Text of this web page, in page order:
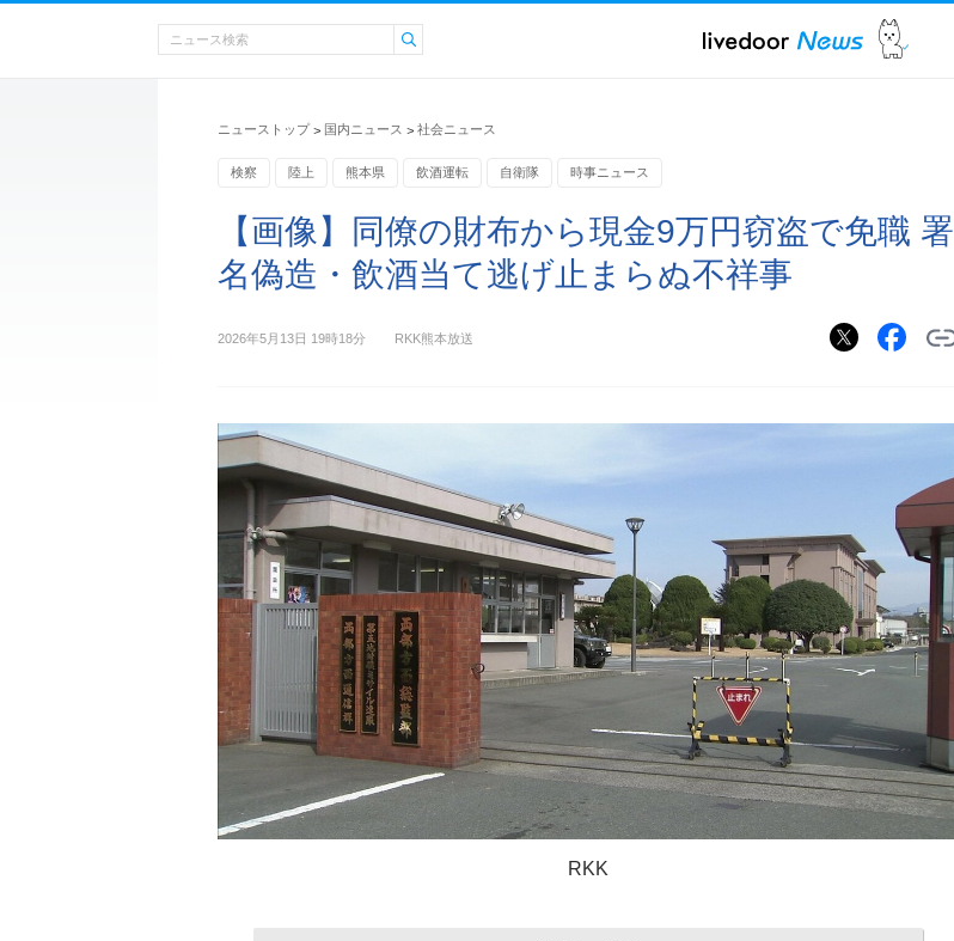
ニューストップ > 国内ニュース > 社会ニュース
検察 陸上 熊本県 飲酒運転 自衛隊 時事ニュース
【画像】同僚の財布から現金9万円窃盗で免職 署
名偽造・飲酒当て逃げ止まらぬ不祥事
2026年5月13日 19時18分 RKK熊本放送
RKK